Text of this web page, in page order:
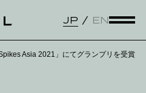
JP EN
Spikes Asia 2021」にてグランプリを受賞